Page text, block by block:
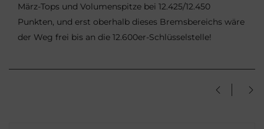
März-Tops und Volumenspitze bei 12.425/12.450
Punkten, und erst oberhalb dieses Bremsbereichs wäre
der Weg frei bis an die 12.600er-Schlüsselstelle!